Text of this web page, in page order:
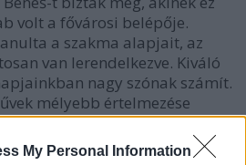
My Personal Information
volt a fővárosi belépője.
a szakma alapjait, az
van lerendelkezve. Kiváló
nagy szónak számít.
mélyebb értelmezése
pedig szereplőjével
tudott mit kezdeni.